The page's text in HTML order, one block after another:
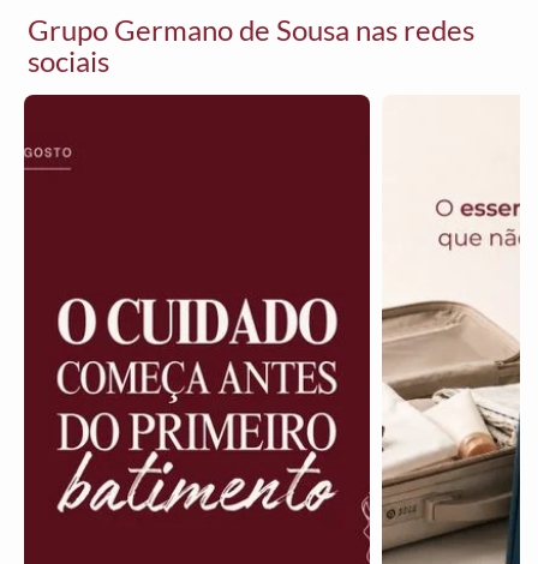
Grupo Germano de Sousa nas redes
sociais